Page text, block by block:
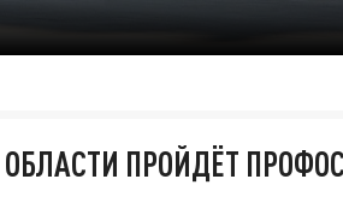
ПРОЙДЁТ